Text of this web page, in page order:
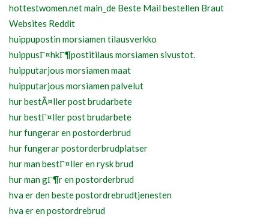
hottestwomen.net main_de Beste Mail bestellen Braut
Websites Reddit
huippupostin morsiamen tilausverkko
huippusГ¤hkГ¶postitilaus morsiamen sivustot.
huipputarjous morsiamen maat
huipputarjous morsiamen palvelut
hur bestÃ¤ller post brudarbete
hur bestГ¤ller post brudarbete
hur fungerar en postorderbrud
hur fungerar postorderbrudplatser
hur man bestГ¤ller en rysk brud
hur man gГ¶r en postorderbrud
hva er den beste postordrebrudtjenesten
hva er en postordrebrud